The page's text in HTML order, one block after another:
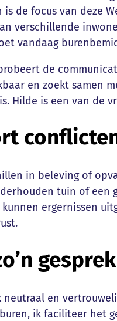
de focus van deze
verschillende
vandaag
de
en zoekt samen
Hilde is een van de
in beleving of
tuin of een
ergernissen
en
ik faciliteer het